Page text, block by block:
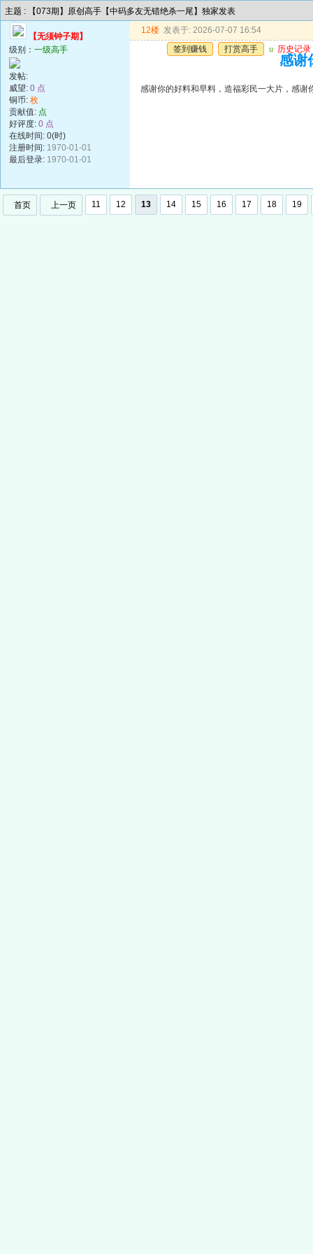
主题 : 【073期】原创高手【中码多友无错绝杀一尾】独家发表
【无须钟子期】
级别： 一级高手
发帖:
威望: 0 点
铜币: 枚
贡献值: 点
好评度: 0 点
在线时间: 0(时)
注册时间: 1970-01-01
最后登录: 1970-01-01
12楼 发表于: 2026-07-07 16:54
签到赚钱
打赏高手 u 历史记录
感谢
感谢你的好料和早料，造福彩民一大片，感谢
首页 上一页 11 12 13 14 15 16 17 18 19